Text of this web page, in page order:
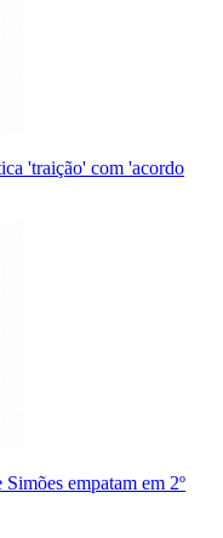
'traição' com 'acordo
empatam em 2º